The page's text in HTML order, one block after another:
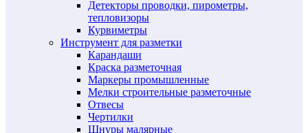
Детекторы проводки, пирометры,
тепловизоры
Курвиметры
Инструмент для разметки
Карандаши
Краска разметочная
Маркеры промышленные
Мелки строительные разметочные
Отвесы
Чертилки
Шнуры малярные